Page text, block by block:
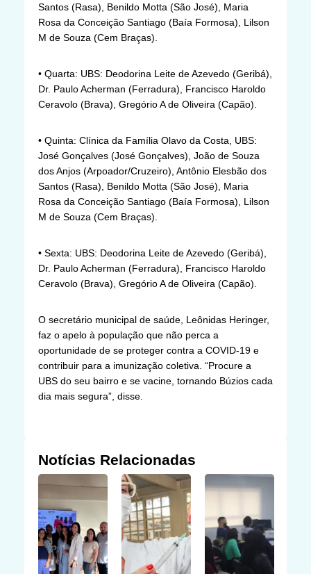
Santos (Rasa), Benildo Motta (São José), Maria
Rosa da Conceição Santiago (Baía Formosa), Lilson
M de Souza (Cem Braças).
• Quarta: UBS: Deodorina Leite de Azevedo (Geribá),
Dr. Paulo Acherman (Ferradura), Francisco Haroldo
Ceravolo (Brava), Gregório A de Oliveira (Capão).
• Quinta: Clínica da Família Olavo da Costa, UBS:
José Gonçalves (José Gonçalves), João de Souza
dos Anjos (Arpoador/Cruzeiro), Antônio Elesbão dos
Santos (Rasa), Benildo Motta (São José), Maria
Rosa da Conceição Santiago (Baía Formosa), Lilson
M de Souza (Cem Braças).
• Sexta: UBS: Deodorina Leite de Azevedo (Geribá),
Dr. Paulo Acherman (Ferradura), Francisco Haroldo
Ceravolo (Brava), Gregório A de Oliveira (Capão).
O secretário municipal de saúde, Leônidas Heringer,
faz o apelo à população que não perca a
oportunidade de se proteger contra a COVID-19 e
contribuir para a imunização coletiva. “Procure a
UBS do seu bairro e se vacine, tornando Búzios cada
dia mais segura”, disse.
Notícias Relacionadas